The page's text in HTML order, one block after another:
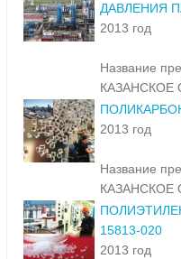
ДАВЛЕНИЯ
2013 год
Название
КАЗАНСКОЕ
2013 год
Название
КАЗАНСКОЕ
15813-020
2013 год